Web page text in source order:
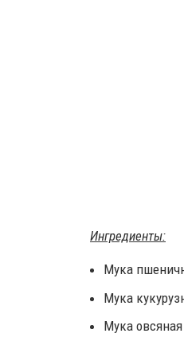
Ингредиенты:
Мука
Мука
Мука